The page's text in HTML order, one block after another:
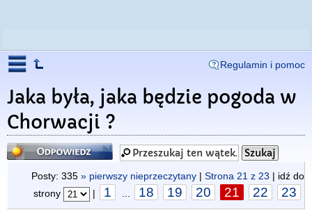
Regulamin i pomoc
Jaka była, jaka będzie pogoda w
Chorwacji ?
Odpowiedz
Posty: 335 » pierwszy nieprzeczytany | Strona 21 z 23 | idź do
strony
| 1 18 19 20 21 22 23